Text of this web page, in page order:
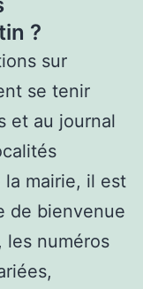
?
sur
se tenir
et au journal
mairie, il est
de bienvenue
les numéros